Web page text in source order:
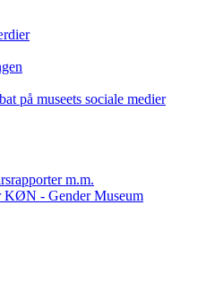
på museets sociale medier
m.m.
KØN - Gender Museum